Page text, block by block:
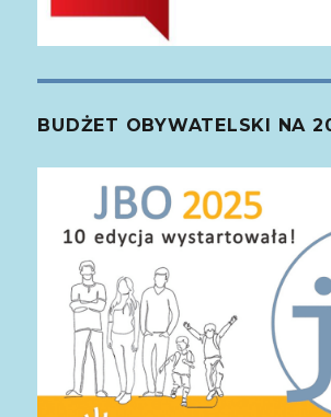
BUDŻET OBYWATELSKI NA